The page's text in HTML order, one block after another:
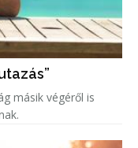
másik végéről is